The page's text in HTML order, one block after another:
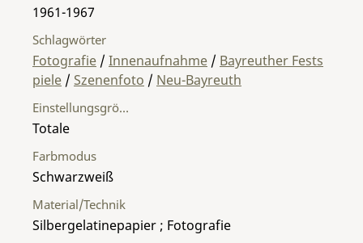
Material/Technik
Silbergelatinepapier ; Fotografie
Einstellungsgröße
Totale
Farbmodus
Schwarzweiß
1961-1967
Schlagwörter
Fotografie / Innenaufnahme / Bayreuther Fests
piele / Szenenfoto / Neu-Bayreuth